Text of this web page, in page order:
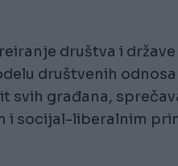
društva i države
društvenih
građana,
i socijal-liberalnim